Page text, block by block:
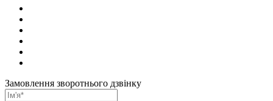
Замовлення зворотнього дзвінку